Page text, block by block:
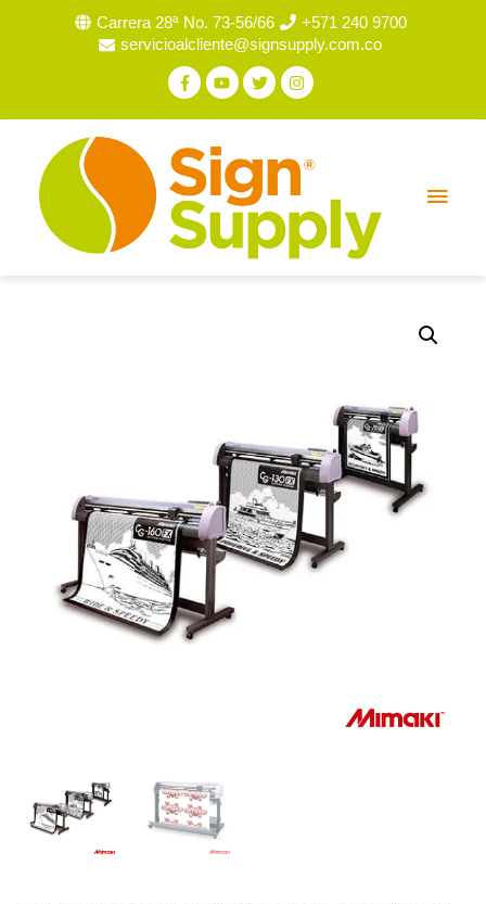
Carrera 28ª No. 73-56/66
+571 240 9700
servicioalcliente@signsupply.com.co